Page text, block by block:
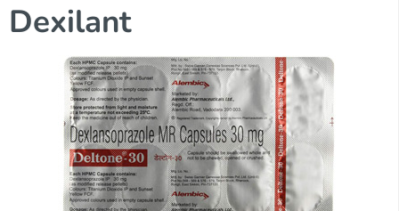
Dexilant